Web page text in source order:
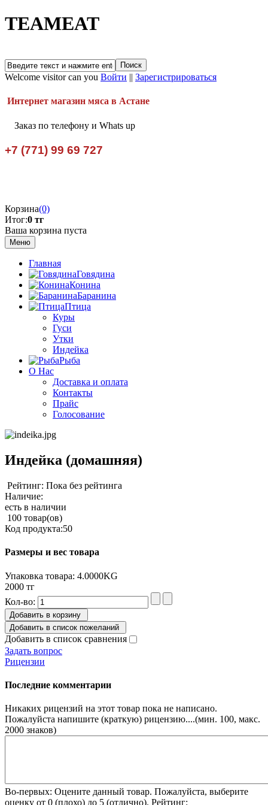
TEAMEAT
Welcome visitor can you Войти || Зарегистрироваться
Интернет магазин мяса в Астане
Заказ по телефону и Whats up
+7 (771) 99 69 727
Корзина(0)
Итог:0 тг
Ваша корзина пуста
Меню
Главная
Говядина
Конина
Баранина
Птица
Куры
Гуси
Утки
Индейка
Рыба
О Нас
Доставка и оплата
Контакты
Прайс
Голосование
Индейка (домашняя)
Рейтинг: Пока без рейтинга
Наличие:
есть в наличии
100 товар(ов)
Код продукта:50
Размеры и вес товара
Упаковка товара: 4.0000KG
2000 тг
Кол-во:
Добавить в корзину
Добавить в список пожеланий
Добавить в список сравнения
Задать вопрос
Рицензии
Последние комментарии
Никаких рицензий на этот товар пока не написано.
Пожалуйста напишите (краткую) рицензию....(мин. 100, макс.
2000 знаков)
Во-первых: Оцените данный товар. Пожалуйста, выберите
оценку от 0 (плохо) до 5 (отлично). Рейтинг: